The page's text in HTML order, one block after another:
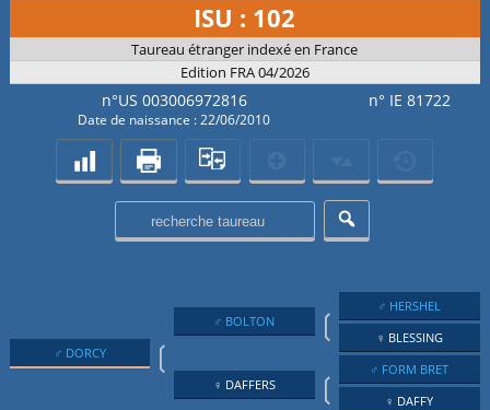
ISU : 102
Taureau étranger indexé en France
Edition FRA 04/2026
n°US 003006972816 n° IE 81722
Date de naissance : 22/06/2010
♂ DORCY ❲
♂ BOLTON ❲
♂ HERSHEL
♀ BLESSING
♀ DAFFERS ❲
♂ FORM BRET
♀ DAFFY